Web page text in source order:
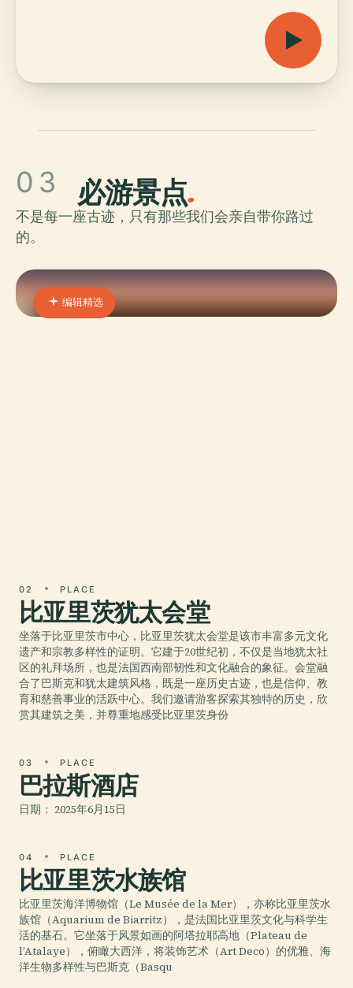
03 必游景点.
不是每一座古迹，只有那些我们会亲自带你路过
的。
编辑精选
02 PLACE
比亚里茨犹太会堂
坐落于比亚里茨市中心，比亚里茨犹太会堂是该市丰富多元文化
遗产和宗教多样性的证明。它建于20世纪初，不仅是当地犹太社
区的礼拜场所，也是法国西南部韧性和文化融合的象征。会堂融
合了巴斯克和犹太建筑风格，既是一座历史古迹，也是信仰、教
育和慈善事业的活跃中心。我们邀请游客探索其独特的历史，欣
赏其建筑之美，并尊重地感受比亚里茨身份
03 PLACE
巴拉斯酒店
日期： 2025年6月15日
04 PLACE
比亚里茨水族馆
比亚里茨海洋博物馆（Le Musée de la Mer），亦称比亚里茨水
族馆（Aquarium de Biarritz），是法国比亚里茨文化与科学生
活的基石。它坐落于风景如画的阿塔拉耶高地（Plateau de
l’Atalaye），俯瞰大西洋，将装饰艺术（Art Deco）的优雅、海
洋生物多样性与巴斯克（Basqu